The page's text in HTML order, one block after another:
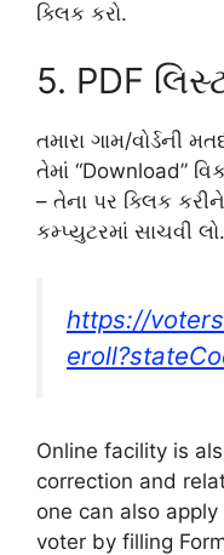
ક્લિક કરો.
5. PDF
તમારા ગામ/વોર્ડની
તેમાં “Download”
– તેના પર ક્લિક
કમ્પ્યુટરમાં સાચવી લો.
https://
Online facility is
correction and
one can also
voter by filling